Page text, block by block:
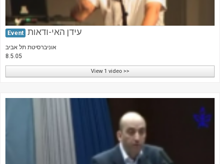
Event עידן האי-ודאות
אוניברסיטת תל אביב
8.5.05
View 1 video >>